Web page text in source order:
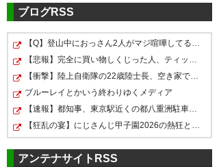
2017, 4月 8
渋谷監督・・・なんか辞任しそ
う 負けチーム監督のコメントと
いうより解説者コメントみたい
だよ・・・
監督解任を望む声もだんだん増
えてきますね。しかし、今年の
補強見てると渋谷さん解任した
ところで良い監督をフロントが
連れてくるとは思えない。 ベン
ゲルが今季で終わりなら狙って
ブログRSS
【Q】登山中におっさん2人がマジ喧嘩してる←コレどっちが…
【悲報】完全に買い物しくじった人、ティッシュの在庫が…
【衝撃】陸上自衛隊の22歳陸士長、空き家で『とんでもな…
ブルーレイとかいう終わりゆくメディア
【速報】都知事、東京駅近くの都八重洲駐車場に「巨大地…
【狂乱の宴】にじさんじ甲子園2026の熱狂と切磋琢磨のド…
アンテナサイトRSS